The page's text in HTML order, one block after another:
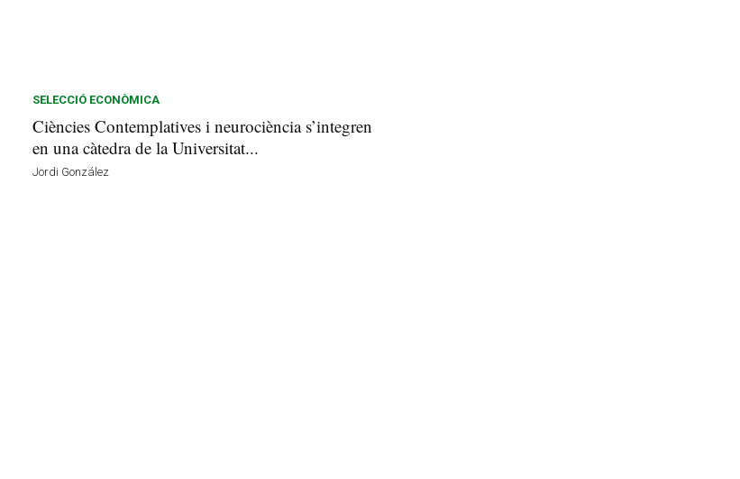
SELECCIÓ ECONÒMICA
Ciències Contemplatives i neurociència s’integren
en una càtedra de la Universitat...
Jordi González